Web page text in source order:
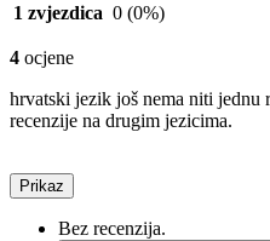
1 zvjezdica 0 (0%)
4 ocjene
hrvatski jezik još nema niti jednu
recenzije na drugim jezicima.
Prikaz
Bez recenzija.